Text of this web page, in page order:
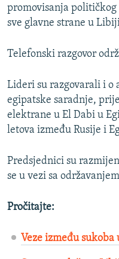
NASTANAK I RASPAD
promovisanja političkog
sve glavne strane u
Telefonski razgovor
Lideri su razgovarali i
egipatske saradnje,
elektrane u El Dabi u
letova između Rusije i
Predsjednici su
se u vezi sa
Pročitajte:
Veze između